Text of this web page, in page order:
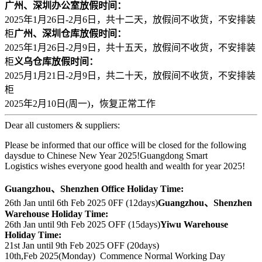
广州、深圳办公室放假时间：
2025年1月26日-2月6日，共十二天，放假间不收货，不安排装
柜广州、深圳仓库放假时间：
2025年1月26日-2月9日，共十五天，放假间不收货，不安排装
柜义乌仓库放假时间：
2025月1月21日-2月9日，共二十天，放假间不收货，不安排装
柜
2025年2月10日(周一)，恢复正常工作
Dear all customers & suppliers:
Please be informed that our office will be closed for the following
daysdue to Chinese New Year 2025!Guangdong Smart
Logistics wishes everyone good health and wealth for year 2025!
Guangzhou、Shenzhen Office Holiday Time:
26th Jan until 6th Feb 2025 0FF (12days)Guangzhou、Shenzhen
Warehouse Holiday Time:
26th Jan until 9th Feb 2025 OFF (15days)Yiwu Warehouse
Holiday Time:
21st Jan until 9th Feb 2025 OFF (20days)
10th,Feb 2025(Monday) Commence Normal Working Day